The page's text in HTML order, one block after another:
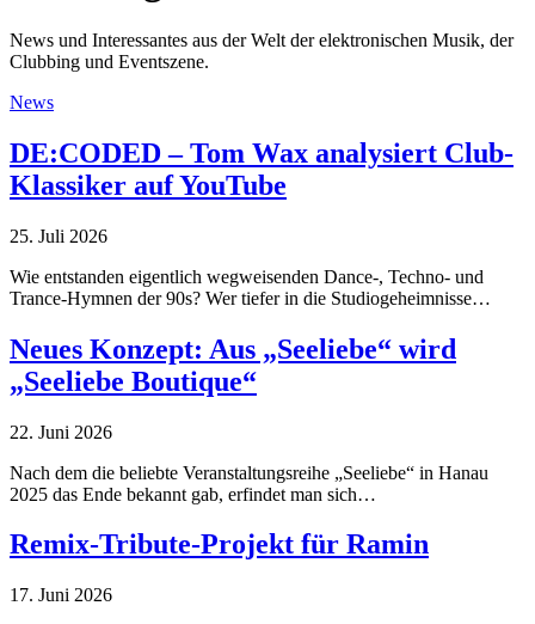
News und Interessantes aus der Welt der elektronischen Musik, der
Clubbing und Eventszene.
News
DE:CODED – Tom Wax analysiert Club-
Klassiker auf YouTube
25. Juli 2026
Wie entstanden eigentlich wegweisenden Dance-, Techno- und
Trance-Hymnen der 90s? Wer tiefer in die Studiogeheimnisse…
Neues Konzept: Aus „Seeliebe“ wird
„Seeliebe Boutique“
22. Juni 2026
Nach dem die beliebte Veranstaltungsreihe „Seeliebe“ in Hanau
2025 das Ende bekannt gab, erfindet man sich…
Remix-Tribute-Projekt für Ramin
17. Juni 2026